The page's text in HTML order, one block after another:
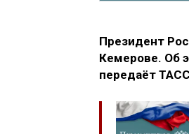
Президент
Кемерове. Об
передаёт